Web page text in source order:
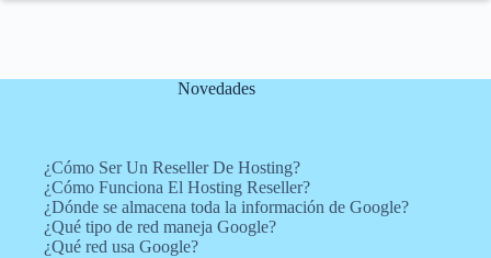
Novedades
¿Cómo Ser Un Reseller De Hosting?
¿Cómo Funciona El Hosting Reseller?
¿Dónde se almacena toda la información de Google?
¿Qué tipo de red maneja Google?
¿Qué red usa Google?